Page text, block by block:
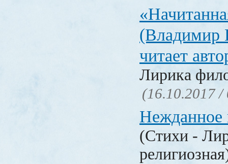
(Владимир
читает
Лирика
(16.10.2017 /
Нежданное
(Стихи -